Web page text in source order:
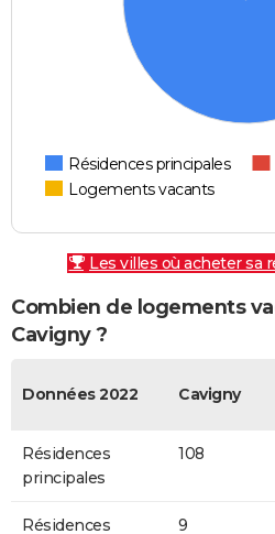
Résidences principales
Logements vacants
Les villes où acheter sa
Combien de logements
Cavigny ?
Données 2022 Cavigny
Résidences
principales
108
Résidences
9